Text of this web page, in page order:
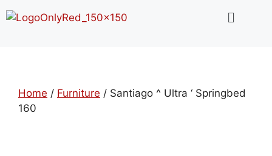
Home / Furniture / Santiago ^ Ultra ‘ Springbed
160